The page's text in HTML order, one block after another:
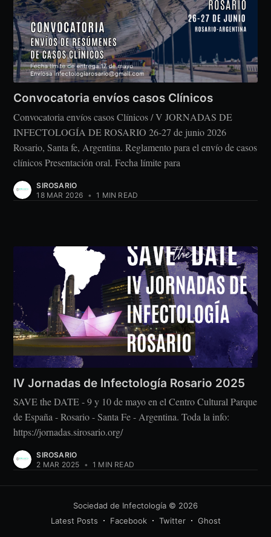
Convocatoria envíos casos Clínicos
Convocatoria envíos casos Clínicos / V JORNADAS DE
INFECTOLOGÍA DE ROSARIO 26-27 de junio 2026
Rosario, Santa fe, Argentina. Reglamento para el envío de casos
clínicos Presentación oral. Fecha límite para
SIROSARIO
18 MAR 2026 • 1 MIN READ
IV Jornadas de Infectología Rosario 2025
SAVE the DATE - 9 y 10 de mayo en el Centro Cultural Parque
de España - Rosario - Santa Fe - Argentina. Toda la info:
https://jornadas.sirosario.org/
SIROSARIO
2 MAR 2025 • 1 MIN READ
Sociedad de Infectología © 2026
Latest Posts
Facebook Twitter Ghost